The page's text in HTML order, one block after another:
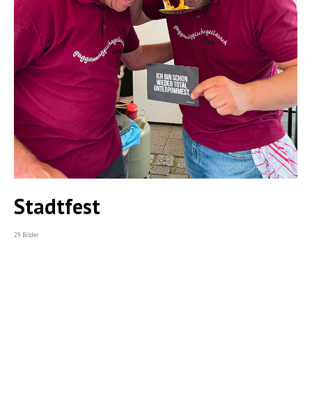
Stadtfest
29 Bilder